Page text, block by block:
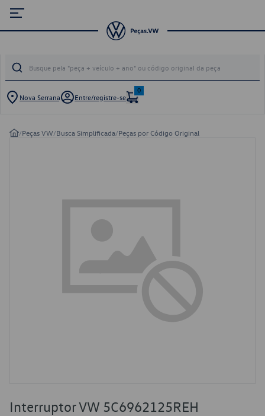
Nova Serrana Entre/registre-se
0
/Peças VW/Busca Simplificada/Peças por Código Original
Interruptor VW 5C6962125REH